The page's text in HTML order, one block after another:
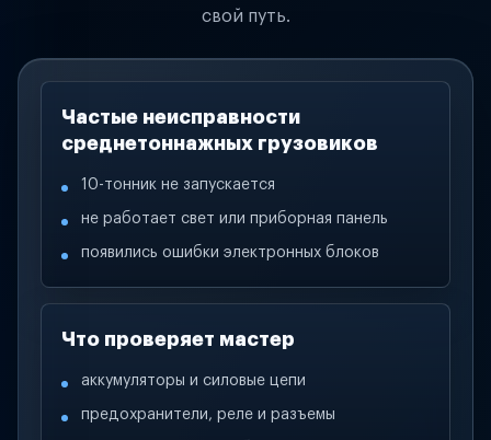
свой путь.
Частые неисправности
среднетоннажных грузовиков
10-тонник не запускается
не работает свет или приборная панель
появились ошибки электронных блоков
Что проверяет мастер
аккумуляторы и силовые цепи
предохранители, реле и разъемы